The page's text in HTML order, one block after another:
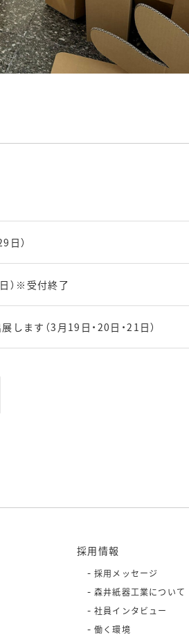
日）
）※受付終了
します（3月19日・20日・21日）
採用情報
採用メッセージ
森井紙器工業について
社員インタビュー
働く環境